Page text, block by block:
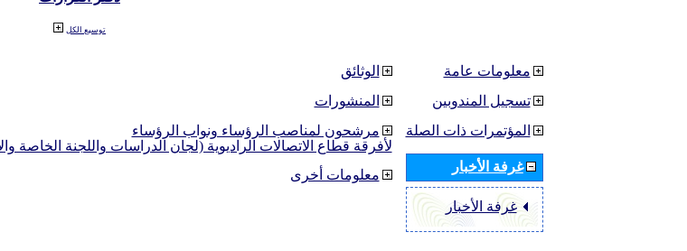
توسيع الكل
الوثائق
المنشورات
مرشحون لمناصب الرؤساء ونواب الرؤساء
لأفرقة قطاع الاتصالات الراديوية (لجان الدراسات واللجنة الخاصة
معلومات أخرى
معلومات عامة
تسجيل المندوبين
المؤتمرات ذات الصلة
غرفة الأخبار
غرفة الأخبار